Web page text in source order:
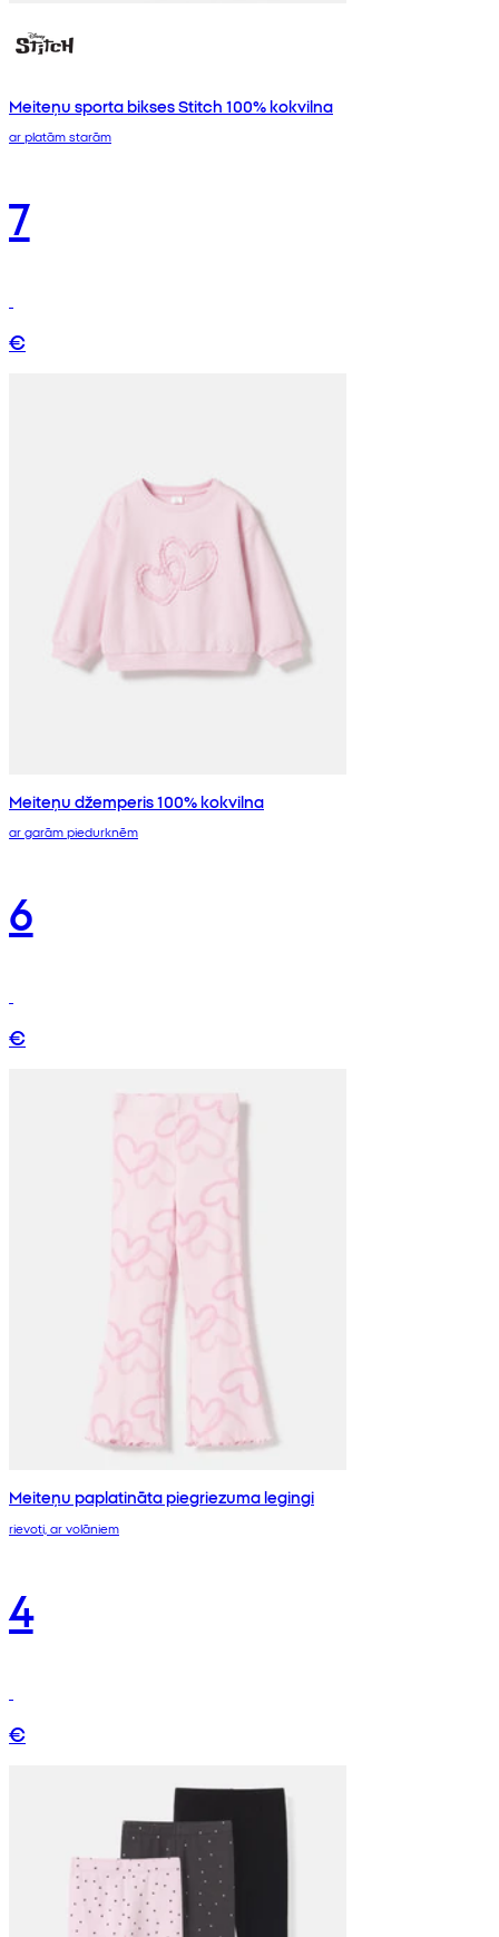
Meiteņu sporta bikses Stitch 100% kokvilna
ar platām starām
7
€
Meiteņu džemperis 100% kokvilna
ar garām piedurknēm
6
€
Meiteņu paplatināta piegriezuma legingi
rievoti, ar volāniem
4
€